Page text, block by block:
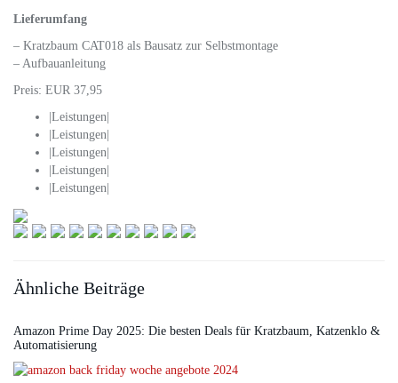
Lieferumfang
– Kratzbaum CAT018 als Bausatz zur Selbstmontage
– Aufbauanleitung
Preis: EUR 37,95
|Leistungen|
|Leistungen|
|Leistungen|
|Leistungen|
|Leistungen|
Ähnliche Beiträge
Amazon Prime Day 2025: Die besten Deals für Kratzbaum, Katzenklo &
Automatisierung